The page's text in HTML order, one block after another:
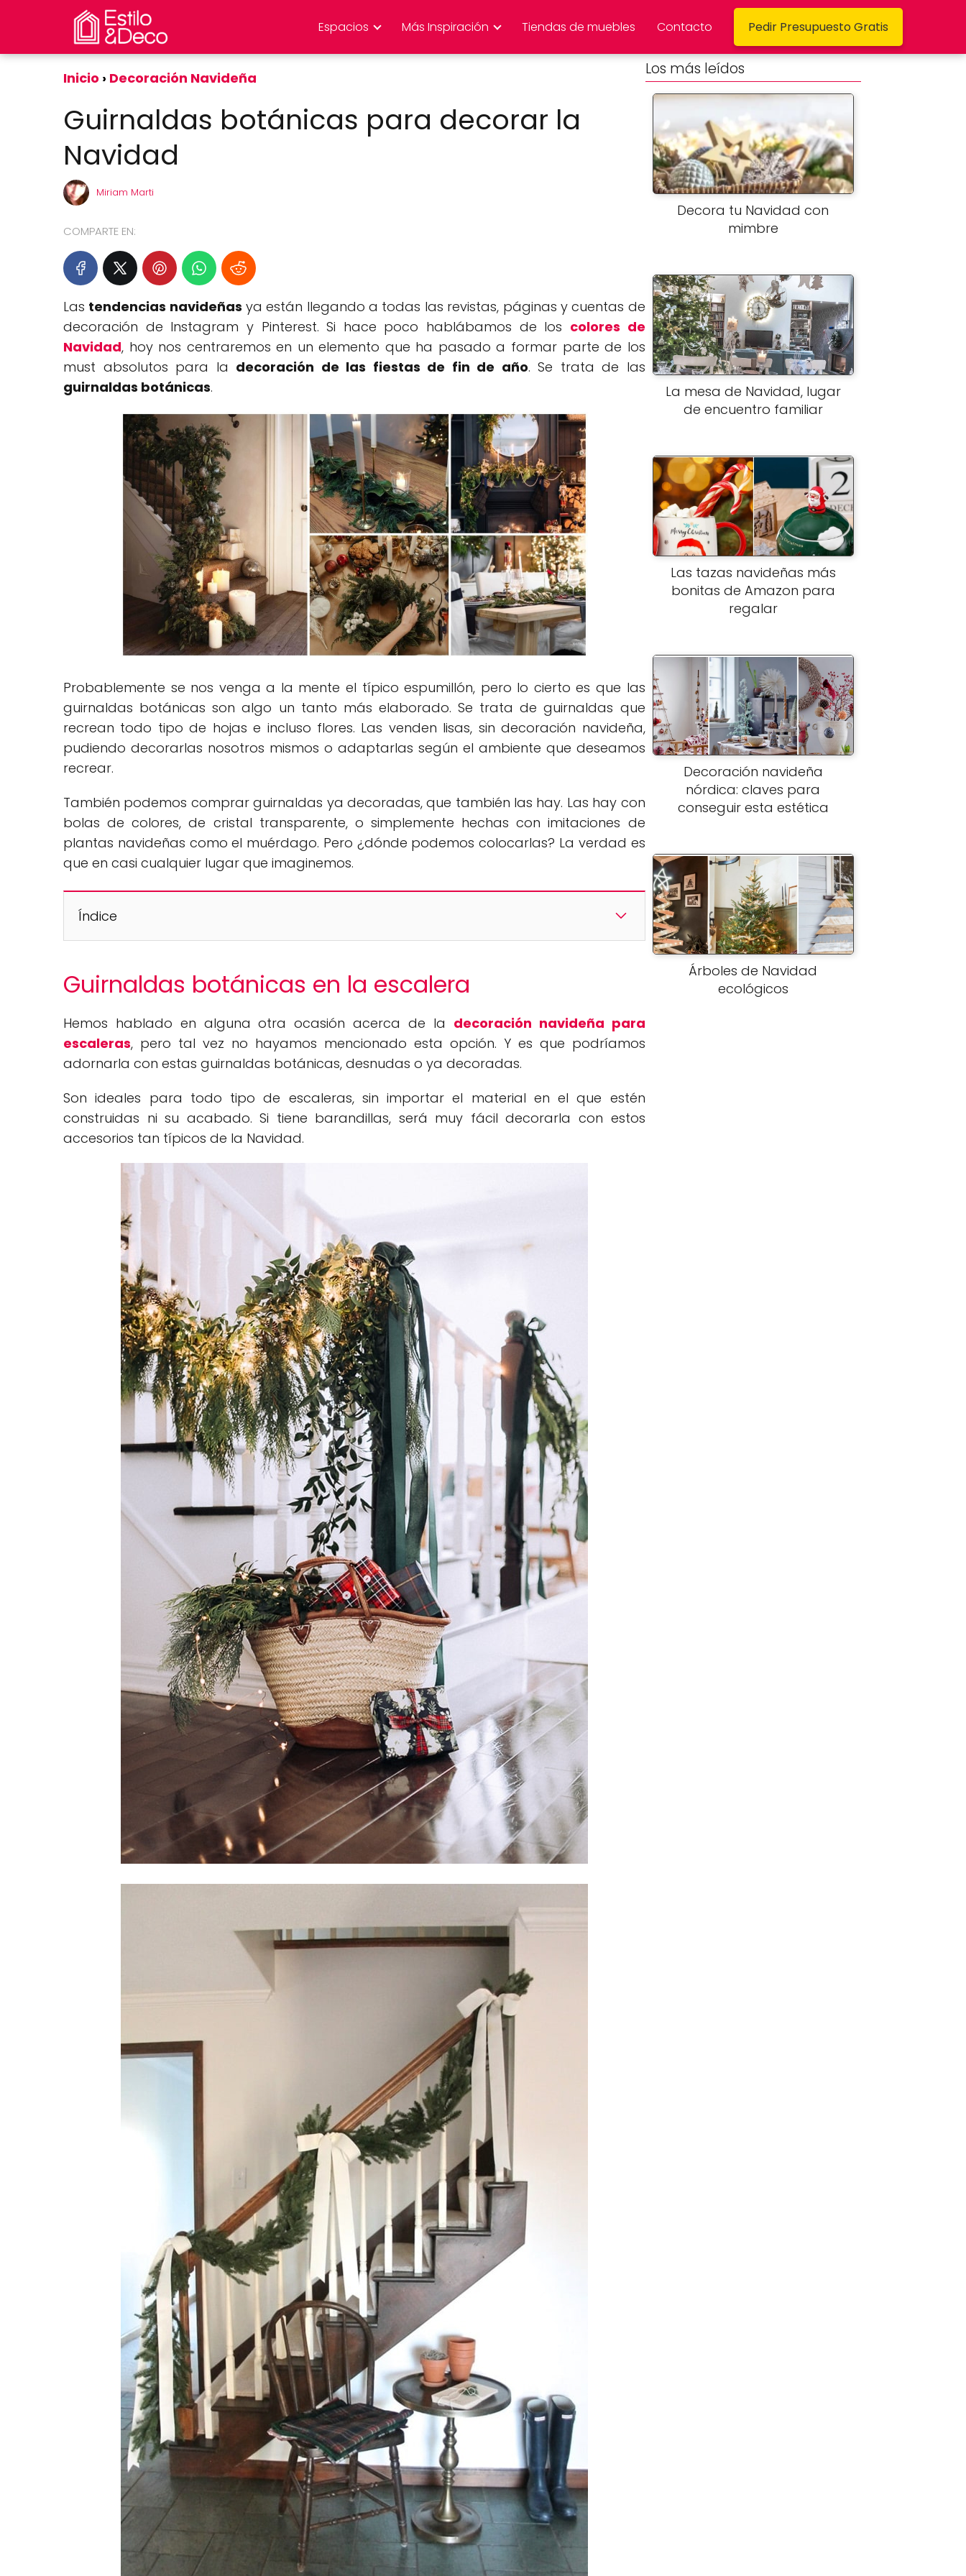
Espacios Más Inspiración Tiendas de muebles Contacto Pedir Presupuesto Gratis
Inicio Decoración Navideña
Guirnaldas botánicas para decorar la
Navidad
Miriam Marti
COMPARTE EN:
Las tendencias navideñas ya están llegando a todas las revistas, páginas y cuentas de
decoración de Instagram y Pinterest. Si hace poco hablábamos de los colores de
Navidad, hoy nos centraremos en un elemento que ha pasado a formar parte de los
must absolutos para la decoración de las fiestas de fin de año. Se trata de las
guirnaldas botánicas.
Probablemente se nos venga a la mente el típico espumillón, pero lo cierto es que las
guirnaldas botánicas son algo un tanto más elaborado. Se trata de guirnaldas que
recrean todo tipo de hojas e incluso flores. Las venden lisas, sin decoración navideña,
pudiendo decorarlas nosotros mismos o adaptarlas según el ambiente que deseamos
recrear.
También podemos comprar guirnaldas ya decoradas, que también las hay. Las hay con
bolas de colores, de cristal transparente, o simplemente hechas con imitaciones de
plantas navideñas como el muérdago. Pero ¿dónde podemos colocarlas? La verdad es
que en casi cualquier lugar que imaginemos.
Índice
Guirnaldas botánicas en la escalera
Hemos hablado en alguna otra ocasión acerca de la decoración navideña para
escaleras, pero tal vez no hayamos mencionado esta opción. Y es que podríamos
adornarla con estas guirnaldas botánicas, desnudas o ya decoradas.
Son ideales para todo tipo de escaleras, sin importar el material en el que estén
construidas ni su acabado. Si tiene barandillas, será muy fácil decorarla con estos
accesorios tan típicos de la Navidad.
Los más leídos
Decora tu Navidad con
mimbre
La mesa de Navidad, lugar
de encuentro familiar
Las tazas navideñas más
bonitas de Amazon para
regalar
Decoración navideña
nórdica: claves para
conseguir esta estética
Árboles de Navidad
ecológicos